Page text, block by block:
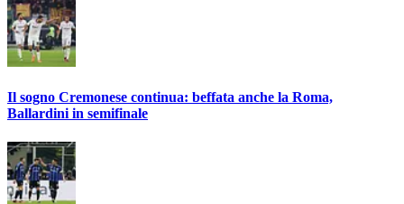
Il sogno Cremonese continua: beffata anche la Roma,
Ballardini in semifinale